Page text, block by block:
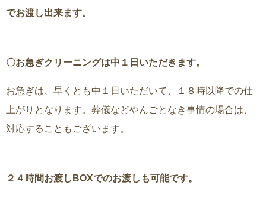
でお渡し出来ます。
〇お急ぎクリーニングは中１日いただきます。
お急ぎは、早くとも中１日いただいて、１８時以降での仕
上がりとなります。葬儀などやんごとなき事情の場合は、
対応することもございます。
２４時間お渡しBOXでのお渡しも可能です。